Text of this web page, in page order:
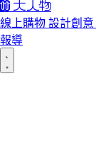
線上購物 設計創意
報導